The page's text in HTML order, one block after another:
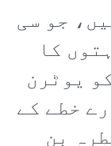
جو سی
کا
یوٹرن
خطے کے
بن